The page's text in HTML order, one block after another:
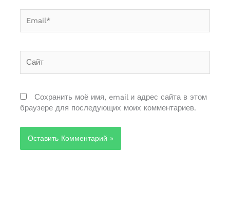
Сохранить моё имя, email и адрес сайта в этом
браузере для последующих моих комментариев.